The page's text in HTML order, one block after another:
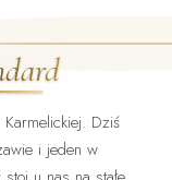
Dziś
i jeden w